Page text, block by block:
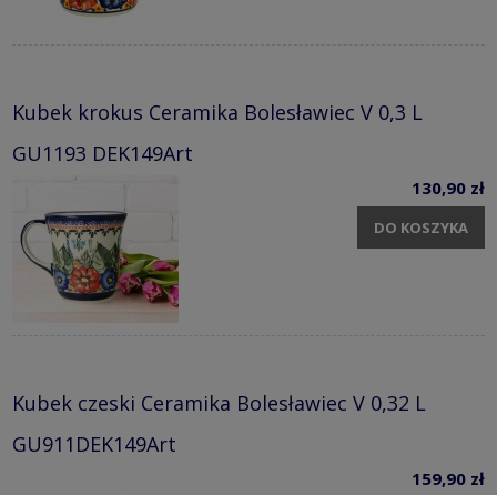
Kubek krokus Ceramika Bolesławiec V 0,3 L
GU1193 DEK149Art
130,90 zł
DO KOSZYKA
Kubek czeski Ceramika Bolesławiec V 0,32 L
GU911DEK149Art
159,90 zł